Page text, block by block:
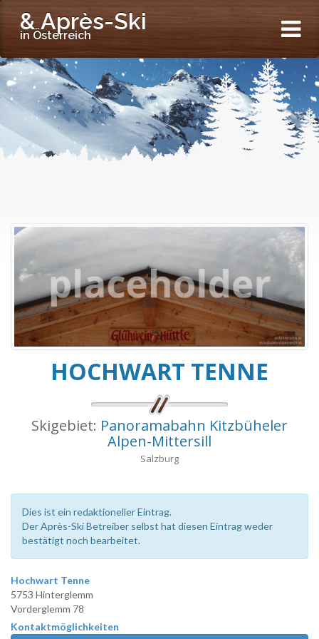
& Après-Ski
in Österreich
HOCHWART TENNE
Skigebiet: Panoramabahn Kitzbüheler
Alpen-Mittersill
Salzburg
Dies ist ein redaktioneller Eintrag.
Der Après-Ski Betreiber selbst hat diesen Eintrag weder
bestätigt noch bearbeitet.
Hochwart Tenne
5753 Hinterglemm
Vorderglemm 78
Kontaktmöglichkeiten